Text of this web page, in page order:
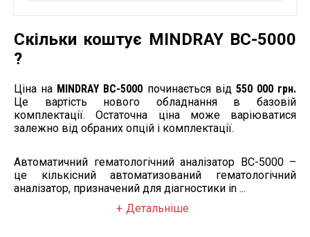
діагностики, що дозволяє заощаджувати
аналіз із диференціюванням
5 субпопуляцій лейкоцитів.
Скільки коштує MINDRAY BC-5000
?
Ціна на MINDRAY BC-5000 починається від 550 000 грн.
Це вартість нового обладнання в базовій
комплектації. Остаточна ціна може варіюватися
залежно від обраних опцій і комплектації.
Автоматичний гематологічний аналізатор BC-5000 –
це кількісний автоматизований гематологічний
аналізатор, призначений для діагностики in ...
Детальніше